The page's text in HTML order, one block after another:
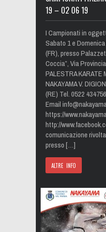
19 – 02 06 19
I Campionati in
Sabato 1 e
(FR), presso
Coccia”, Via
PALESTRA KARATE
NAKAYAMA V.
(RE) Tel. 0522
Email
https://
http://
comunicazione
presso […]
ALTRE INFO